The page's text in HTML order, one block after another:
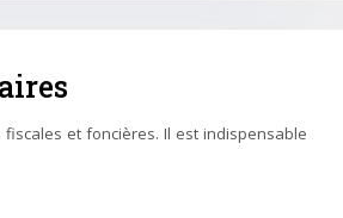
et foncières. Il est indispensable